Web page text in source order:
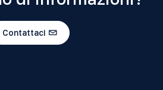
Contattaci